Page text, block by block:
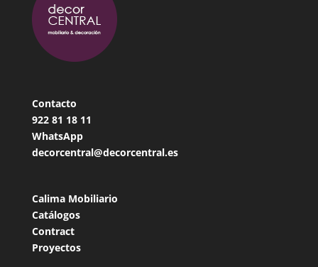
Contacto
922 81 18 11
WhatsApp
decorcentral@decorcentral.es
Calima Mobiliario
Catálogos
Contract
Proyectos